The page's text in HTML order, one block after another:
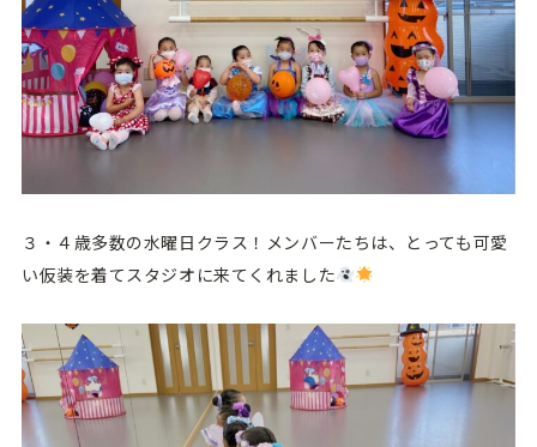
３・４歳多数の水曜日クラス！メンバーたちは、とっても可愛
い仮装を着てスタジオに来てくれました